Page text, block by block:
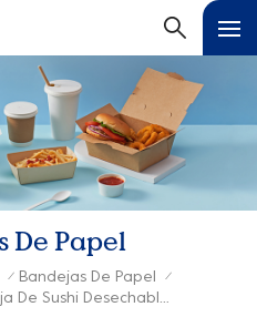
De Papel
/ Bandejas De Papel /
Nuevo Tipo De Bandeja De Sushi Desechable Kraft Con Tapas Transparentes De PET